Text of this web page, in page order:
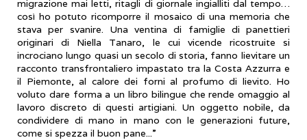
migrazione mai letti, ritagli di giornale ingialliti dal tempo…
così ho potuto ricomporre il mosaico di una memoria che
stava per svanire. Una ventina di famiglie di panettieri
originari di Niella Tanaro, le cui vicende ricostruite si
incrociano lungo quasi un secolo di storia, fanno lievitare un
racconto transfrontaliero impastato tra la Costa Azzurra e
il Piemonte, al calore dei forni al profumo di lievito. Ho
voluto dare forma a un libro bilingue che rende omaggio al
lavoro discreto di questi artigiani. Un oggetto nobile, da
condividere di mano in mano con le generazioni future,
come si spezza il buon pane...”